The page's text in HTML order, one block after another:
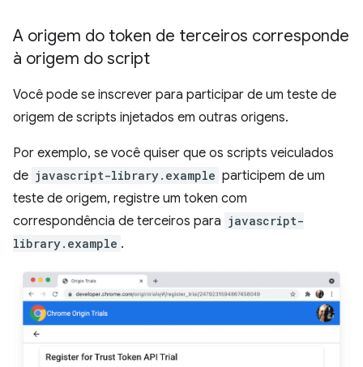
A origem do token de terceiros corresponde
à origem do script
Você pode se inscrever para participar de um teste de
origem de scripts injetados em outras origens.
Por exemplo, se você quiser que os scripts veiculados
de javascript-library.example participem de um
teste de origem, registre um token com
correspondência de terceiros para javascript-
library.example .